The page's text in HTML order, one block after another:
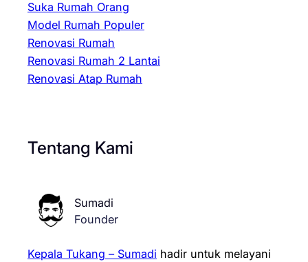
Suka Rumah Orang
Model Rumah Populer
Renovasi Rumah
Renovasi Rumah 2 Lantai
Renovasi Atap Rumah
Tentang Kami
Sumadi
Founder
Kepala Tukang – Sumadi hadir untuk melayani